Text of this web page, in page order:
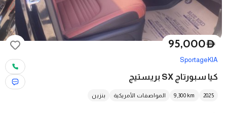
D
95,000
KIA
Sportage
كيا سبورتاج SX بريستيج
2025
9,300 km المواصفات الأمريكية بنزين